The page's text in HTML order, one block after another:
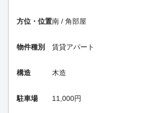
方位・位置南 / 角部屋
物件種別 賃貸アパート
構造 木造
駐車場 11,000円